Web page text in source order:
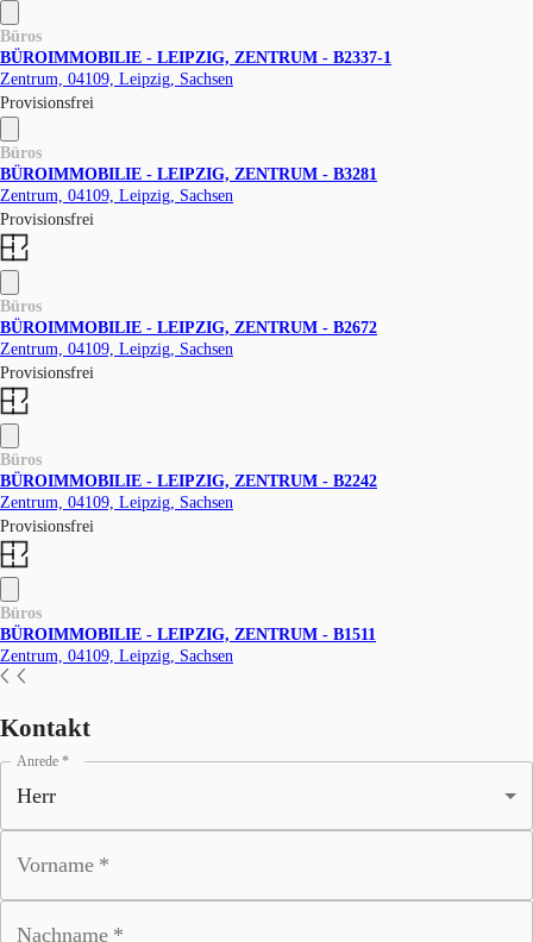
Büros
BÜROIMMOBILIE - LEIPZIG, ZENTRUM - B2337-1
Zentrum, 04109, Leipzig, Sachsen
Provisionsfrei
Büros
BÜROIMMOBILIE - LEIPZIG, ZENTRUM - B3281
Zentrum, 04109, Leipzig, Sachsen
Provisionsfrei
Büros
BÜROIMMOBILIE - LEIPZIG, ZENTRUM - B2672
Zentrum, 04109, Leipzig, Sachsen
Provisionsfrei
Büros
BÜROIMMOBILIE - LEIPZIG, ZENTRUM - B2242
Zentrum, 04109, Leipzig, Sachsen
Provisionsfrei
Büros
BÜROIMMOBILIE - LEIPZIG, ZENTRUM - B1511
Zentrum, 04109, Leipzig, Sachsen
Kontakt
Anrede *
Vorname *
Nachname *